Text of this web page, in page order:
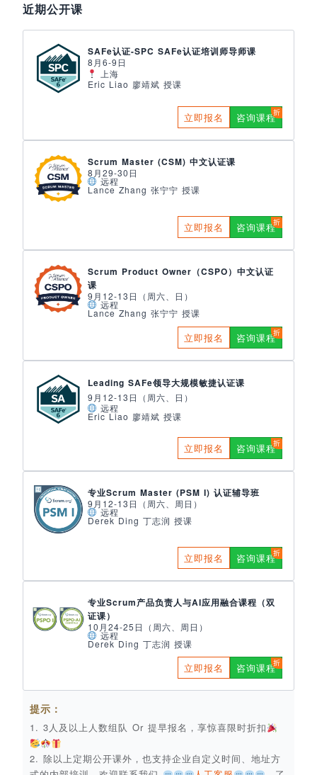
近期公开课
SAFe认证-SPC SAFe认证培训师导师课
8月6-9日
上海
Eric Liao 廖靖斌 授课
立即报名 咨询课程
Scrum Master (CSM) 中文认证课
8月29-30日
远程
Lance Zhang 张宁宁 授课
立即报名 咨询课程
Scrum Product Owner（CSPO）中文认证
课
9月12-13日（周六、日）
远程
Lance Zhang 张宁宁 授课
立即报名 咨询课程
Leading SAFe领导大规模敏捷认证课
9月12-13日（周六、日）
远程
Eric Liao 廖靖斌 授课
立即报名 咨询课程
专业Scrum Master (PSM I) 认证辅导班
9月12-13日（周六、周日）
远程
Derek Ding 丁志润 授课
立即报名 咨询课程
专业Scrum产品负责人与AI应用融合课程（双
证课）
10月24-25日（周六、周日）
远程
Derek Ding 丁志润 授课
立即报名 咨询课程
提示：
1. 3人及以上人数组队 Or 提早报名，享惊喜限时折扣
2. 除以上定期公开课外，也支持企业自定义时间、地址方